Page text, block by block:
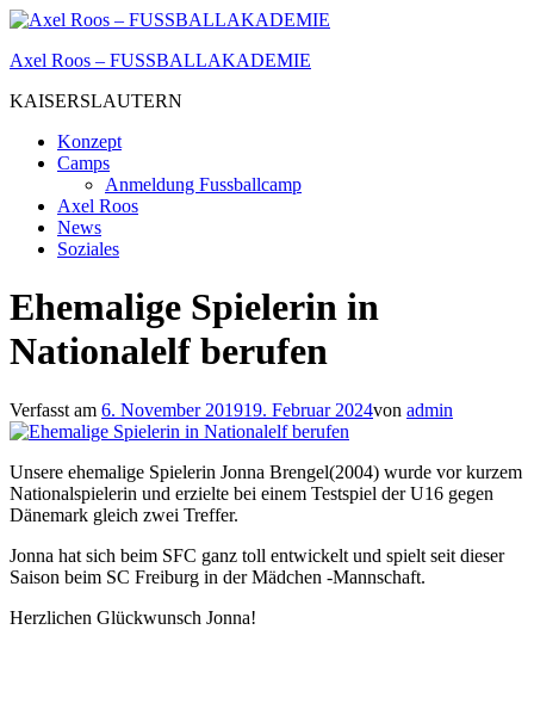
Zum
springen
Axel Roos – FUSSBALLAKADEMIE
KAISERSLAUTERN
Konzept
Camps
Anmeldung Fussballcamp
Axel Roos
News
Soziales
Ehemalige Spielerin in
Nationalelf berufen
Verfasst am 6. November 201919. Februar 2024von admin
Unsere ehemalige Spielerin Jonna Brengel(2004) wurde vor kurzem
Nationalspielerin und erzielte bei einem Testspiel der U16 gegen
Dänemark gleich zwei Treffer.
Jonna hat sich beim SFC ganz toll entwickelt und spielt seit dieser
Saison beim SC Freiburg in der Mädchen -Mannschaft.
Herzlichen Glückwunsch Jonna!